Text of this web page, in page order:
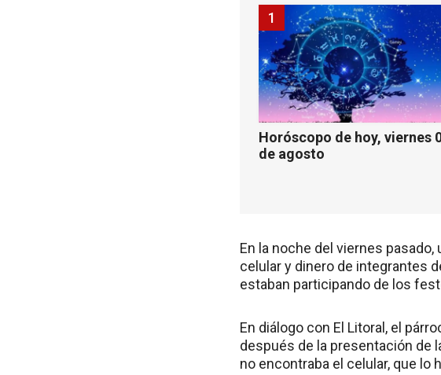
Horóscopo de hoy, viernes
de agosto
1
En la noche del viernes
celular y dinero de integrantes
estaban participando de los
En diálogo con El Litoral, el
después de la presentación de
no encontraba el celular, que lo